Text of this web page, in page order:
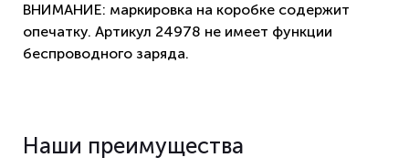
ВНИМАНИЕ: маркировка на коробке содержит
опечатку. Артикул 24978 не имеет функции
беспроводного заряда.
Наши преимущества